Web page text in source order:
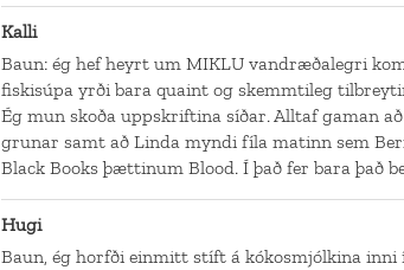
Kalli
Baun: ég hef heyrt um MIKLU vandræðalegri
fiskisúpa yrði bara quaint og skemmtileg
Ég mun skoða uppskriftina síðar. Alltaf gaman
grunar samt að Linda myndi fíla matinn sem
Black Books þættinum Blood. Í það fer bara það
Hugi
Baun, ég horfði einmitt stíft á kókosmjólkina inni